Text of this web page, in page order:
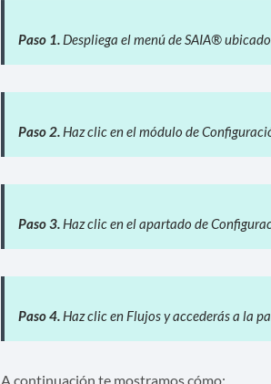
Paso 1. Despliega el menú de SAIA®
Paso 2. Haz clic en el módulo de
Paso 3. Haz clic en el apartado de
Paso 4. Haz clic en Flujos y accederás a la
A continuación te mostramos cómo: